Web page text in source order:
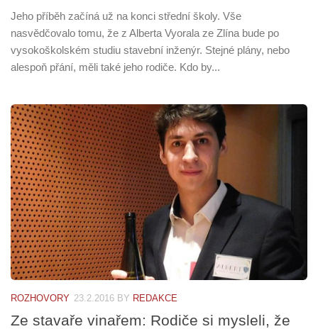
Jeho příběh začíná už na konci střední školy. Vše
nasvědčovalo tomu, že z Alberta Vyorala ze Zlína bude po
vysokoškolském studiu stavební inženýr. Stejné plány, nebo
alespoň přání, měli také jeho rodiče. Kdo by...
ROZHOVORY 23.2.2016 BY REDAKCE
Ze stavaře vinařem: Rodiče si mysleli, že